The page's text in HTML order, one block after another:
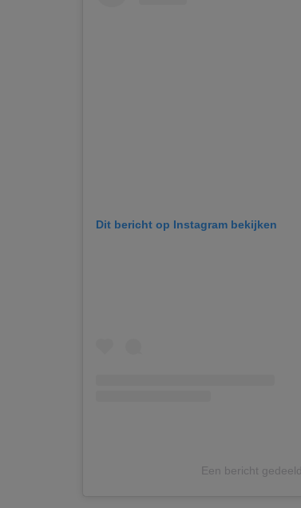
Dit bericht op Instagram bekijken
Een bericht